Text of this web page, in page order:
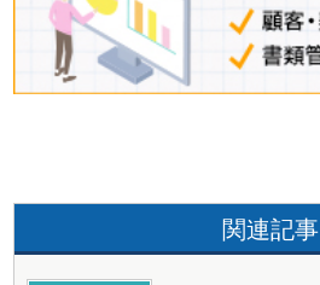
関連記事